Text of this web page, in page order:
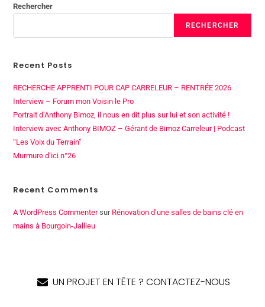
Rechercher
RECHERCHER
Recent Posts
RECHERCHE APPRENTI POUR CAP CARRELEUR – RENTRÉE 2026
Interview – Forum mon Voisin le Pro
Portrait d’Anthony Bimoz, il nous en dit plus sur lui et son activité !
Interview avec Anthony BIMOZ – Gérant de Bimoz Carreleur | Podcast
“Les Voix du Terrain”
Murmure d’ici n°26
Recent Comments
A WordPress Commentersur Rénovation d’une salles de bains clé en
mains à Bourgoin-Jallieu
UN PROJET EN TÊTE ? CONTACTEZ-NOUS